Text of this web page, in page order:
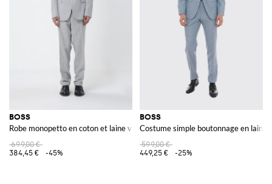
BOSS
Robe monopetto en coton et laine vierge rayée
699,00 €
384,45 €
-45%
BOSS
Costume simple boutonnage en laine
599,00 €
449,25 €
-25%